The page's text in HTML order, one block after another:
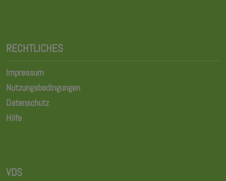
RECHTLICHES
Impressum
Nutzungsbedingungen
Datenschutz
Hilfe
VDS